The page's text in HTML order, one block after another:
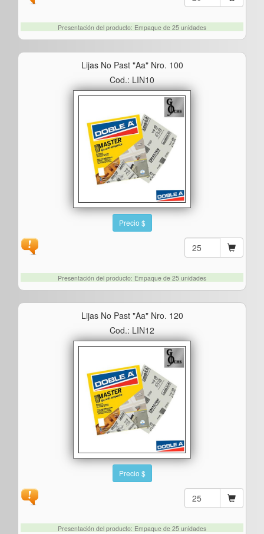
Presentación del producto: Empaque de 25 unidades
Lijas No Past "aa" Nro. 100
Cod.: LIN10
Precio $
Presentación del producto: Empaque de 25 unidades
Lijas No Past "aa" Nro. 120
Cod.: LIN12
Precio $
Presentación del producto: Empaque de 25 unidades